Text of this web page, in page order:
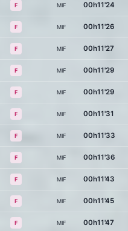
F MIF 00h11'24
F MIF 00h11'26
F MIF 00h11'27
F MIF 00h11'29
F MIF 00h11'29
F MIF 00h11'31
F MIF 00h11'33
F MIF 00h11'36
F MIF 00h11'43
F MIF 00h11'45
F MIF 00h11'47